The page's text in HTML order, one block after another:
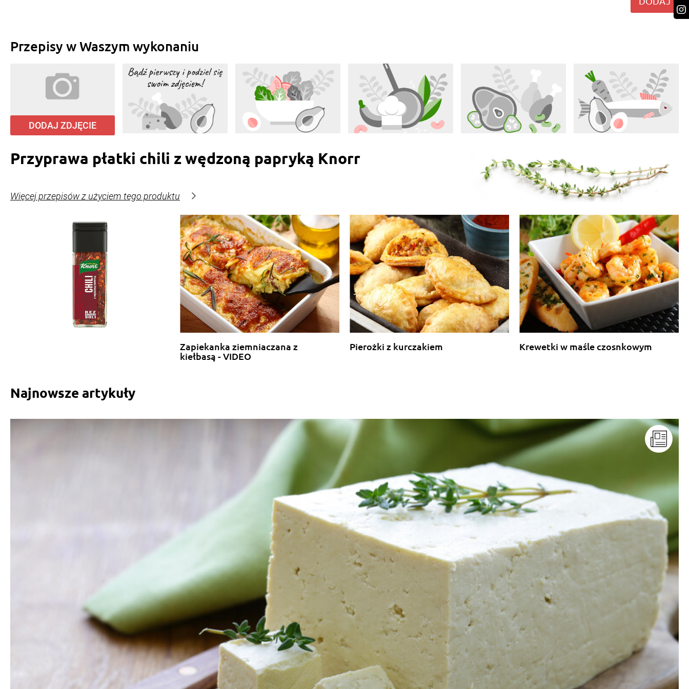
Przepisy w Waszym wykonaniu
DODAJ ZDJĘCIE
Przyprawa płatki chili z wędzoną papryką Knorr
Więcej przepisów z użyciem tego produktu
Zapiekanka ziemniaczana z
kiełbasą - VIDEO
Pierożki z kurczakiem Krewetki w maśle czosnkowym
Najnowsze artykuły